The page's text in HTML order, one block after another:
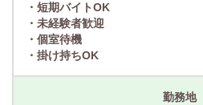
・短期バイトOK
・未経験者歓迎
・個室待機
・掛け持ちOK
勤務地